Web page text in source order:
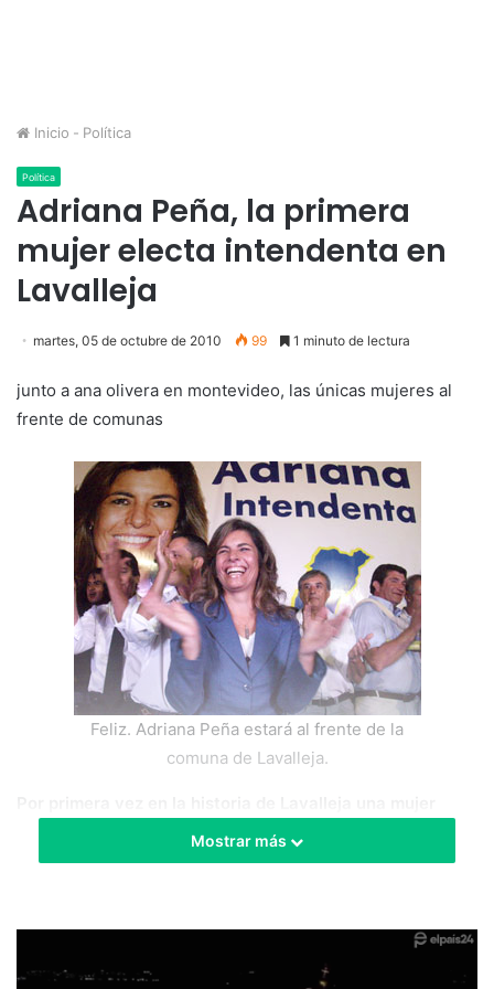
Inicio - Política
Política
Adriana Peña, la primera
mujer electa intendenta en
Lavalleja
martes, 05 de octubre de 2010 99 1 minuto de lectura
junto a ana olivera en montevideo, las únicas mujeres al
frente de comunas
Feliz. Adriana Peña estará al frente de la
comuna de Lavalleja.
accedió a la conducción de la Intendencia Municipal. Se
trata de la nacionalista Adriana Peña, representante del
extenderá a 25 años consecutivos su gestión en el
Mostrar más